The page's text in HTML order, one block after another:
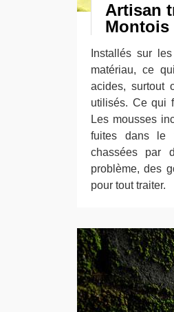
Artisan
Montois
Installés sur
matériau, ce
acides, surtout
utilisés. Ce qui
Les mousses
fuites dans le
chassées par
problème, des
pour tout traiter.